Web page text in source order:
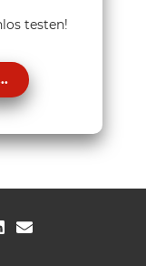
testen!